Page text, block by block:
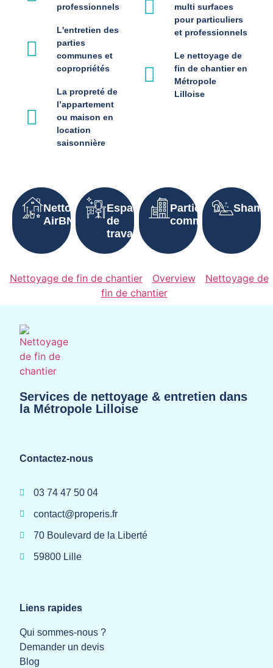
professionnels
L'entretien des
parties
communes et
copropriétés
La propreté de
l’appartement
ou maison en
location
saisonnière
multi surfaces
pour particuliers
et professionnels
Le nettoyage de
fin de chantier en
Métropole
Lilloise
Nettoyage
AirBNB
Espaces
de
travail
Parties
communes
Nettoyage de fin de chantier Overview
Nettoyage de
fin de chantier
Services de nettoyage & entretien dans
la Métropole Lilloise
Contactez-nous
03 74 47 50 04
contact@properis.fr
70 Boulevard de la Liberté
59800 Lille
Liens rapides
Qui sommes-nous ?
Demander un devis
Blog